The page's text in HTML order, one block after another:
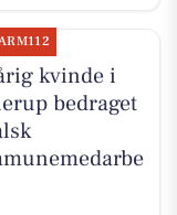
kvinde i
bedraget